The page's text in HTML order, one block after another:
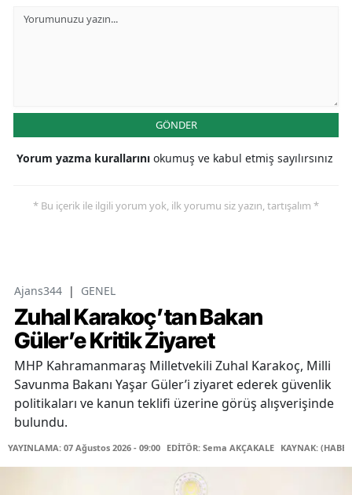
GÖNDER
Yorum yazma kurallarını okumuş ve kabul etmiş sayılırsınız
* Bu içerik ile ilgili yorum yok, ilk yorumu siz yazın, tartışalım *
Ajans344 | GENEL
Zuhal Karakoç’tan Bakan
Güler’e Kritik Ziyaret
MHP Kahramanmaraş Milletvekili Zuhal Karakoç, Milli
Savunma Bakanı Yaşar Güler’i ziyaret ederek güvenlik
politikaları ve kanun teklifi üzerine görüş alışverişinde
bulundu.
YAYINLAMA: 07 Ağustos 2026 - 09:00 EDİTÖR: Sema AKÇAKALE KAYNAK: